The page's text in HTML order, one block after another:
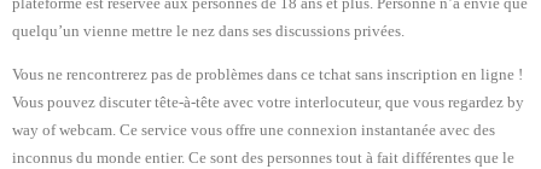
plateforme est réservée aux personnes de 18 ans et plus. Personne n’a envie que
quelqu’un vienne mettre le nez dans ses discussions privées.
Vous ne rencontrerez pas de problèmes dans ce tchat sans inscription en ligne !
Vous pouvez discuter tête-à-tête avec votre interlocuteur, que vous regardez by
way of webcam. Ce service vous offre une connexion instantanée avec des
inconnus du monde entier. Ce sont des personnes tout à fait différentes que le